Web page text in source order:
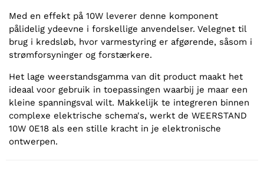
Med en effekt på 10W leverer denne komponent
pålidelig ydeevne i forskellige anvendelser. Velegnet til
brug i kredsløb, hvor varmestyring er afgørende, såsom i
strømforsyninger og forstærkere.
Het lage weerstandsgamma van dit product maakt het
ideaal voor gebruik in toepassingen waarbij je maar een
kleine spanningsval wilt. Makkelijk te integreren binnen
complexe elektrische schema's, werkt de WEERSTAND
10W 0E18 als een stille kracht in je elektronische
ontwerpen.